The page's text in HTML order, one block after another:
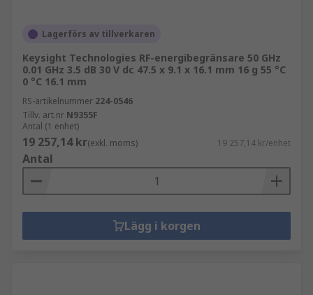
Lagerförs av tillverkaren
Keysight Technologies RF-energibegränsare 50 GHz
0.01 GHz 3.5 dB 30 V dc 47.5 x 9.1 x 16.1 mm 16 g 55 °C
0 °C 16.1 mm
RS-artikelnummer 224-0546
Tillv. art.nr N9355F
Antal (1 enhet)
19 257,14 kr(exkl. moms) 19 257,14 kr/enhet
Antal
Lägg i korgen